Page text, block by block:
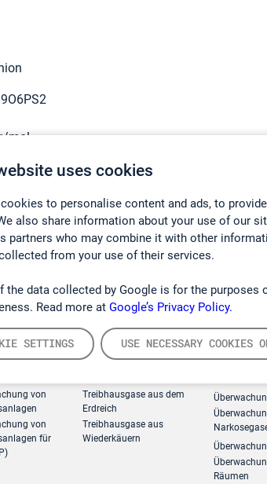
uses cookies
to personalise content and ads, to
also share information about your use of our
partners who may combine it with other
collected from your use of their services.
the data collected by Google is for the purposes
Read more at Google’s Privacy Policy.
SETTINGS USE NECESSARY COOKIES
mol
von
von
für
Treibhausgase aus dem
Erdreich
Treibhausgase aus
Wiederkäuern
Räumen